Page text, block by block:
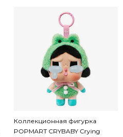
Коллекционная фигурка
POPMART CRYBABY Crying